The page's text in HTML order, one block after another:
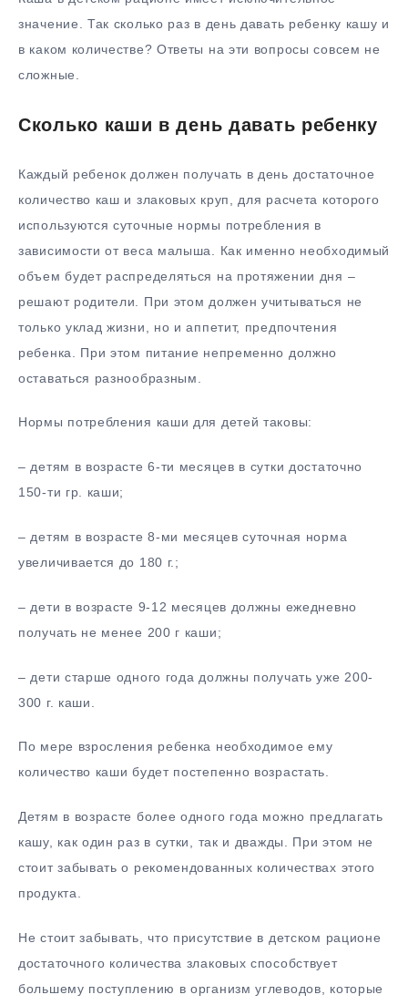
значение. Так сколько раз в день давать ребенку кашу и
в каком количестве? Ответы на эти вопросы совсем не
сложные.
Сколько каши в день давать ребенку
Каждый ребенок должен получать в день достаточное
количество каш и злаковых круп, для расчета которого
используются суточные нормы потребления в
зависимости от веса малыша. Как именно необходимый
объем будет распределяться на протяжении дня –
решают родители. При этом должен учитываться не
только уклад жизни, но и аппетит, предпочтения
ребенка. При этом питание непременно должно
оставаться разнообразным.
Нормы потребления каши для детей таковы:
– детям в возрасте 6-ти месяцев в сутки достаточно
150-ти гр. каши;
– детям в возрасте 8-ми месяцев суточная норма
увеличивается до 180 г.;
– дети в возрасте 9-12 месяцев должны ежедневно
получать не менее 200 г каши;
– дети старше одного года должны получать уже 200-
300 г. каши.
По мере взросления ребенка необходимое ему
количество каши будет постепенно возрастать.
Детям в возрасте более одного года можно предлагать
кашу, как один раз в сутки, так и дважды. При этом не
стоит забывать о рекомендованных количествах этого
продукта.
Не стоит забывать, что присутствие в детском рационе
достаточного количества злаковых способствует
большему поступлению в организм углеводов, которые